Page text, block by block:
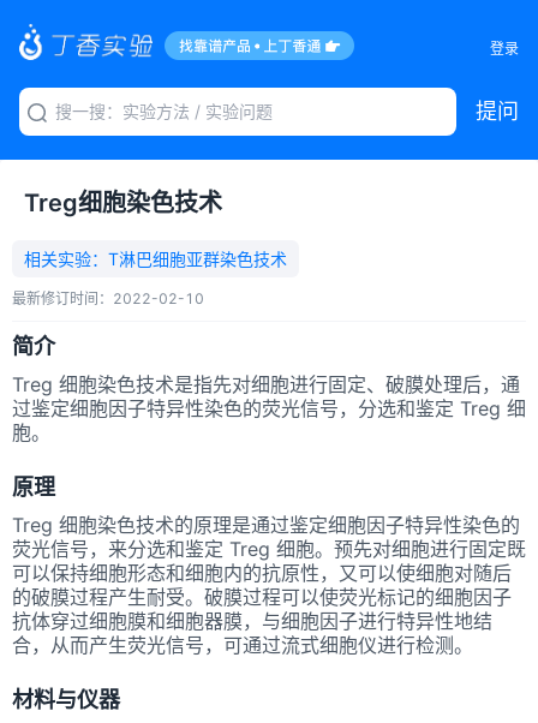
登录
提问
Treg细胞染色技术
相关实验： T淋巴细胞亚群染色技术
最新修订时间： 2022-02-10
简介
Treg 细胞染色技术是指先对细胞进行固定、破膜处理后，通
过鉴定细胞因子特异性染色的荧光信号，分选和鉴定 Treg 细
胞。
原理
Treg 细胞染色技术的原理是通过鉴定细胞因子特异性染色的
荧光信号，来分选和鉴定 Treg 细胞。预先对细胞进行固定既
可以保持细胞形态和细胞内的抗原性，又可以使细胞对随后
的破膜过程产生耐受。破膜过程可以使荧光标记的细胞因子
抗体穿过细胞膜和细胞器膜，与细胞因子进行特异性地结
合，从而产生荧光信号，可通过流式细胞仪进行检测。
材料与仪器